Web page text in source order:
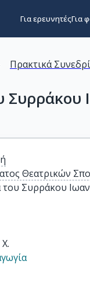
Για ερευνητέςΓια
Πρακτικά
Συρράκου
Θεατρικών
του Συρράκου